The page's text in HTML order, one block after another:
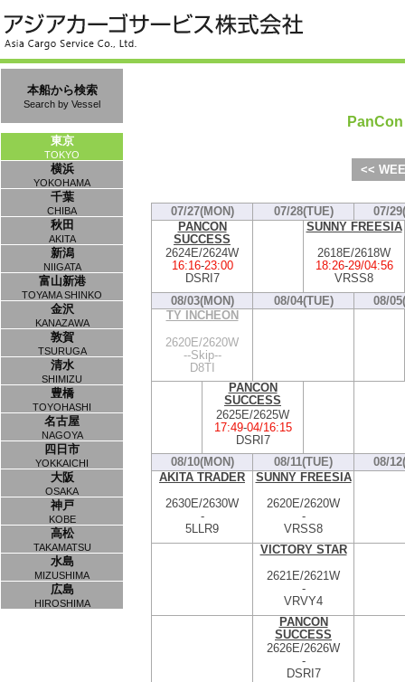
本船から検索
Search by Vessel
東京
TOKYO
横浜
YOKOHAMA
千葉
CHIBA
秋田
AKITA
新潟
NIIGATA
富山新港
TOYAMA SHINKO
金沢
KANAZAWA
敦賀
TSURUGA
清水
SHIMIZU
豊橋
TOYOHASHI
名古屋
NAGOYA
四日市
YOKKAICHI
大阪
OSAKA
神戸
KOBE
高松
TAKAMATSU
水島
MIZUSHIMA
広島
HIROSHIMA
<<
07/27(MON) 07/28(TUE)
07/
PANCON
SUCCESS
2624E/2624W
16:16-23:00
DSRI7
SUNNY FREESIA
2618E/2618W
18:26-29/04:56
VRSS8
08/03(MON)
08/04(TUE)
08/
TY INCHEON
2620E/2620W
--Skip--
D8TI
PANCON
SUCCESS
2625E/2625W
17:49-04/16:15
DSRI7
08/10(MON)
08/11(TUE)
08/
AKITA TRADER
2630E/2630W
-
5LLR9
SUNNY FREESIA
2620E/2620W
-
VRSS8
VICTORY STAR
2621E/2621W
-
VRVY4
PANCON
SUCCESS
2626E/2626W
-
DSRI7